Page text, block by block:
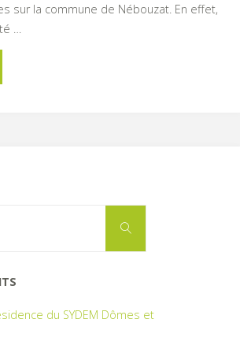
sur la commune de Nébouzat. En effet,
…
Search
du SYDEM Dômes et